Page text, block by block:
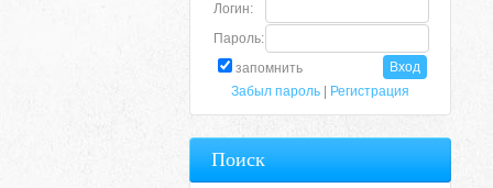
Логин:
Пароль:
запомнить
Забыл пароль
Регистрация
Поиск